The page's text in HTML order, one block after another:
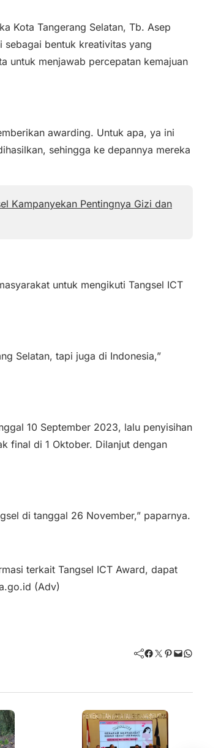
Kota Tangerang Selatan, Tb. Asep
sebagai bentuk kreativitas yang
untuk menjawab percepatan kemajuan
awarding. Untuk apa, ya ini
sehingga ke depannya mereka
Kampanyekan Pentingnya Gizi dan
untuk mengikuti Tangsel ICT
Selatan, tapi juga di Indonesia,”
10 September 2023, lalu penyisihan
final di 1 Oktober. Dilanjut dengan
di tanggal 26 November,” paparnya.
terkait Tangsel ICT Award, dapat
(Adv)
Facebook Twitter Pinterest Mail WhatsApp